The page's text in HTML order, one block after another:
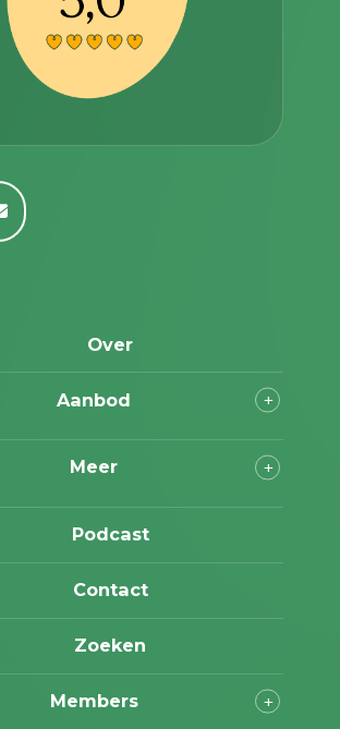
Over
Aanbod
Meer
Podcast
Contact
Zoeken
Members